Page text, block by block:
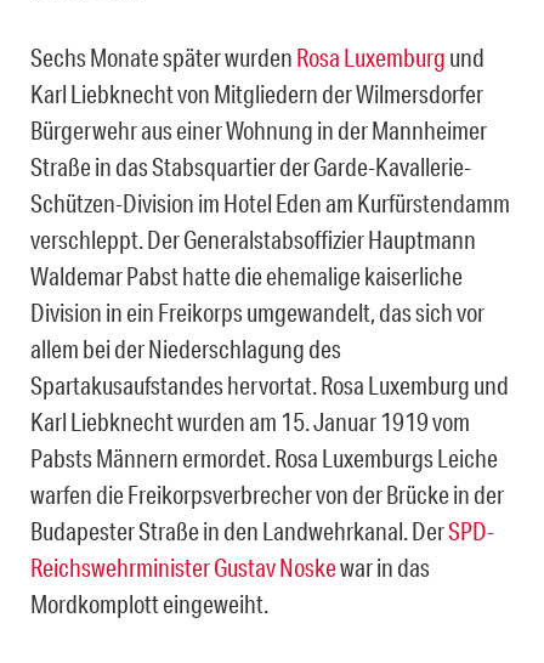
Sechs Monate später wurden Rosa Luxemburg und
Karl Liebknecht von Mitgliedern der Wilmersdorfer
Bürgerwehr aus einer Wohnung in der Mannheimer
Straße in das Stabsquartier der Garde-Kavallerie-
Schützen-Division im Hotel Eden am Kurfürstendamm
verschleppt. Der Generalstabsoffizier Hauptmann
Waldemar Pabst hatte die ehemalige kaiserliche
Division in ein Freikorps umgewandelt, das sich vor
allem bei der Niederschlagung des
Spartakusaufstandes hervortat. Rosa Luxemburg und
Karl Liebknecht wurden am 15. Januar 1919 vom
Pabsts Männern ermordet. Rosa Luxemburgs Leiche
warfen die Freikorpsverbrecher von der Brücke in der
Budapester Straße in den Landwehrkanal. DerSPD-
Reichswehrminister Gustav Noskewar in das
Mordkomplott eingeweiht.